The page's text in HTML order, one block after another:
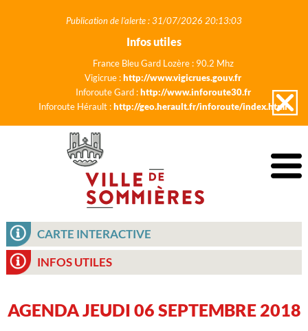
Publication de l'alerte : 31/07/2026 20:13:03
Infos utiles
France Bleu Gard Lozère : 90.2 Mhz
Vigicrue :http://www.vigicrues.gouv.fr
Inforoute Gard :http://www.inforoute30.fr
Inforoute Hérault :http://geo.herault.fr/inforoute/index.html
CARTE INTERACTIVE
INFOS UTILES
AGENDA JEUDI 06 SEPTEMBRE 2018